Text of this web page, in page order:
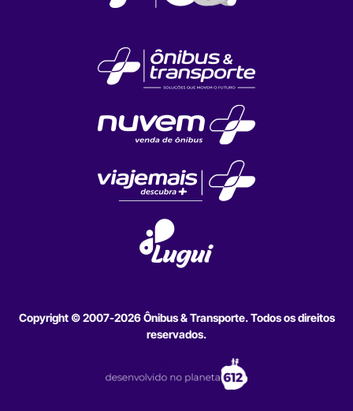
Copyright © 2007-2026 Ônibus & Transporte. Todos os direitos
reservados.